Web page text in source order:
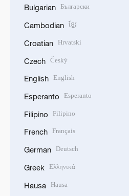
Bulgarian Български
Cambodian ខ្មែរ
Croatian Hrvatski
Czech Český
English English
Esperanto Esperanto
Filipino Filipino
French Français
German Deutsch
Greek Ελληνικά
Hausa Hausa